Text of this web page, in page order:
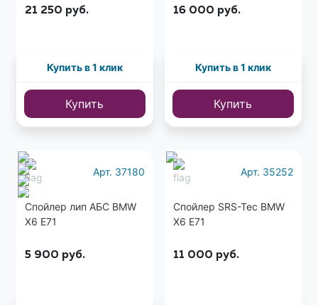
21 250 руб.
Купить в 1 клик
Купить
16 000 руб.
Купить в 1 клик
Купить
Арт. 37180
Спойлер лип АБС BMW
X6 E71
5 900 руб.
Арт. 35252
Спойлер SRS-Tec BMW
X6 E71
11 000 руб.